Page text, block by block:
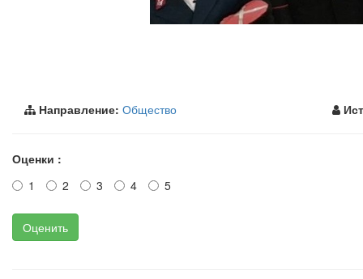
Направление: Общество
Оценки :
1
2 3 4 5
Оценить